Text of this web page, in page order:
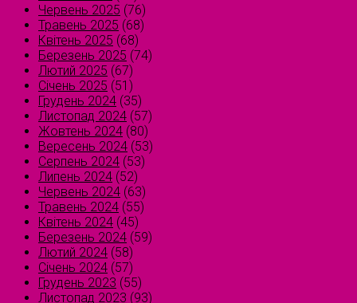
Червень 2025 (76)
Травень 2025 (68)
Квітень 2025 (68)
Березень 2025 (74)
Лютий 2025 (67)
Січень 2025 (51)
Грудень 2024 (35)
Листопад 2024 (57)
Жовтень 2024 (80)
Вересень 2024 (53)
Серпень 2024 (53)
Липень 2024 (52)
Червень 2024 (63)
Травень 2024 (55)
Квітень 2024 (45)
Березень 2024 (59)
Лютий 2024 (58)
Січень 2024 (57)
Грудень 2023 (55)
Листопад 2023 (93)